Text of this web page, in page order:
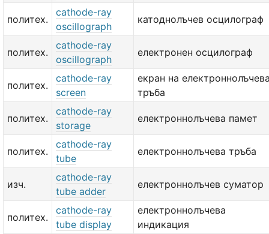
политех.
cathode-ray
oscillograph
катоднолъчев осцилограф
политех.
cathode-ray
oscillograph
електронен осцилограф
политех.
cathode-ray
screen
екран на
тръба
политех.
cathode-ray
storage
електроннолъчева памет
политех.
cathode-ray
tube
електроннолъчева тръба
изч.
cathode-ray
tube adder
електроннолъчев суматор
политех.
cathode-ray
tube display
електроннолъчева
индикация